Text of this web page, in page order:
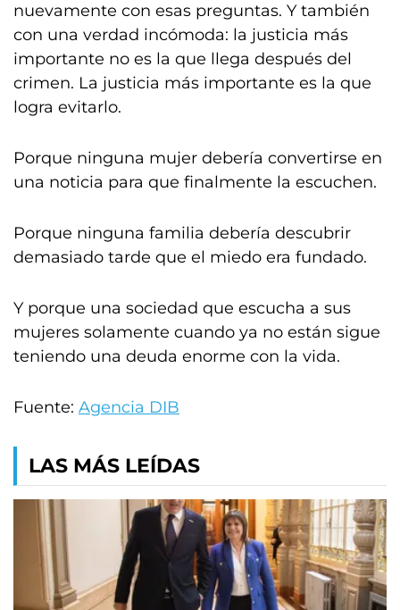
nuevamente con esas preguntas. Y también
con una verdad incómoda: la justicia más
importante no es la que llega después del
crimen. La justicia más importante es la que
logra evitarlo.
Porque ninguna mujer debería convertirse en
una noticia para que finalmente la escuchen.
Porque ninguna familia debería descubrir
demasiado tarde que el miedo era fundado.
Y porque una sociedad que escucha a sus
mujeres solamente cuando ya no están sigue
teniendo una deuda enorme con la vida.
Fuente: Agencia DIB
LAS MÁS LEÍDAS